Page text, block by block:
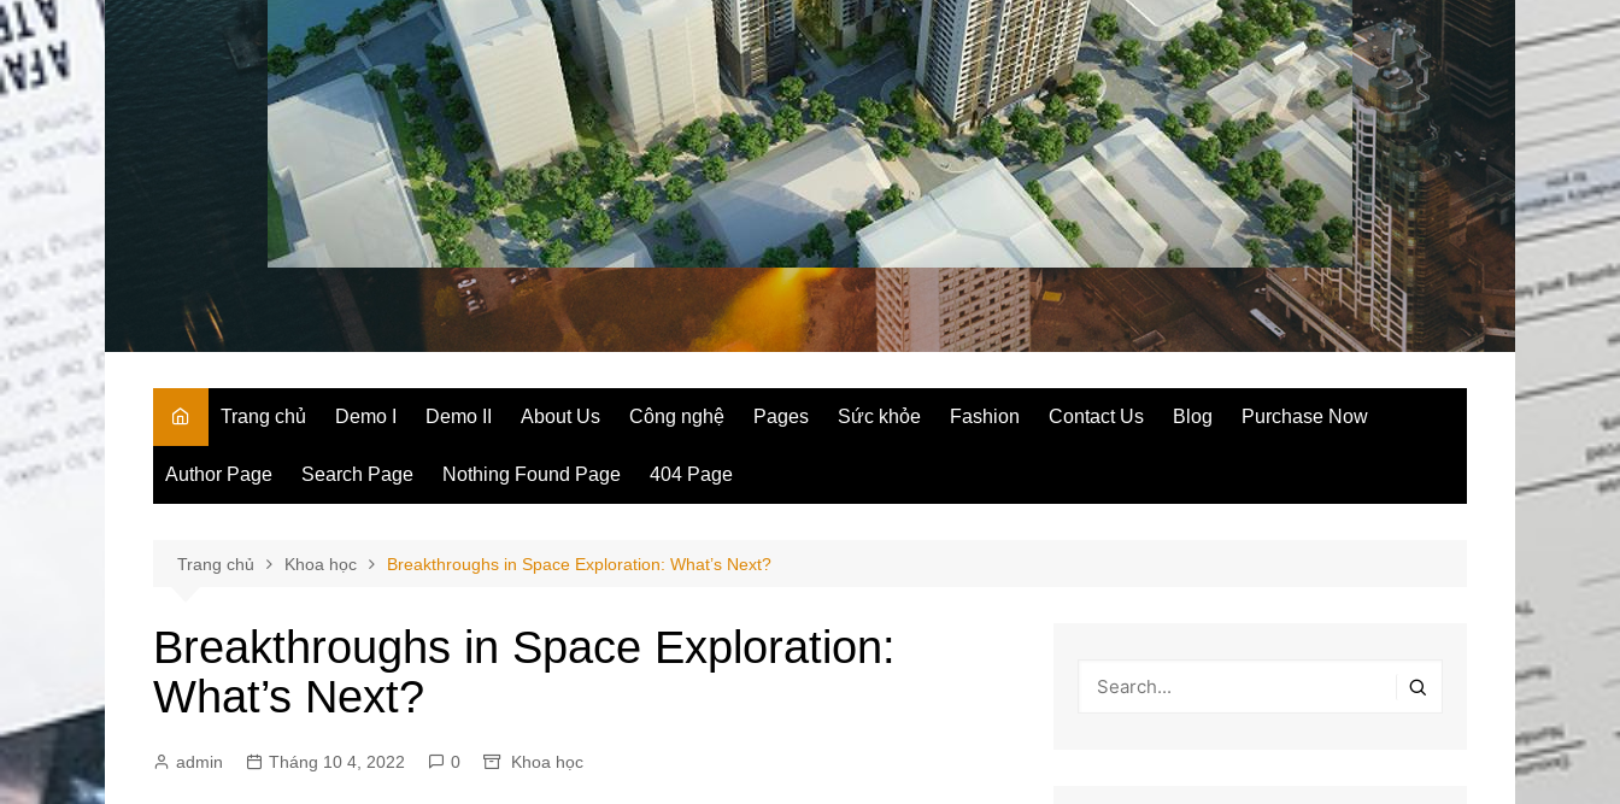
Trang chủ Demo I Demo II About Us Công nghệ Pages Sức khỏe Fashion Contact Us Blog Purchase Now
Author Page Search Page Nothing Found Page 404 Page
Trang chủ Khoa học Breakthroughs in Space Exploration: What’s Next?
Breakthroughs in Space Exploration:
What’s Next?
admin Tháng 10 4, 2022 0 Khoa học